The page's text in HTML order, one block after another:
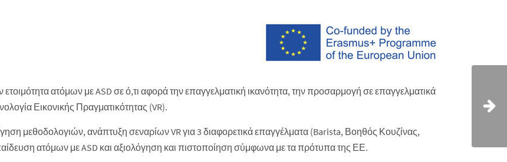
ετοιμότητα ατόμων με ASD σε ό,τι αφορά την επαγγελματική ικανότητα, την προσαρμογή σε επαγγελματικά
Εικονικής Πραγματικότητας (VR).
μεθοδολογιών, ανάπτυξη σεναρίων VR για 3 διαφορετικά επαγγέλματα (Barista, Βοηθός Κουζίνας,
ατόμων με ASD και αξιολόγηση και πιστοποίηση σύμφωνα με τα πρότυπα της ΕΕ.